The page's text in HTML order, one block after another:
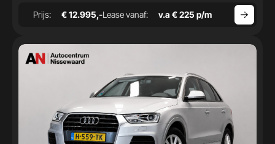
Prijs: € 12.995,-Lease vanaf: v.a € 225 p/m